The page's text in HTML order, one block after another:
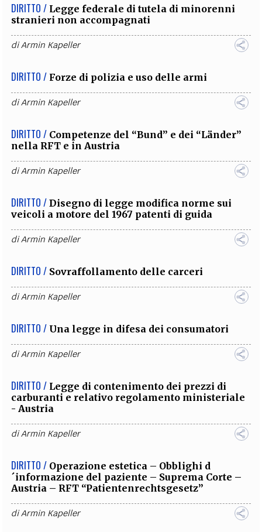
DIRITTO / Legge federale di tutela di minorenni
stranieri non accompagnati
diArmin Kapeller
DIRITTO / Forze di polizia e uso delle armi
diArmin Kapeller
DIRITTO / Competenze del “Bund” e dei “Länder”
nella RFT e in Austria
diArmin Kapeller
DIRITTO / Disegno di legge modifica norme sui
veicoli a motore del 1967 patenti di guida
diArmin Kapeller
DIRITTO / Sovraffollamento delle carceri
diArmin Kapeller
DIRITTO / Una legge in difesa dei consumatori
diArmin Kapeller
DIRITTO / Legge di contenimento dei prezzi di
carburanti e relativo regolamento ministeriale
- Austria
diArmin Kapeller
DIRITTO / Operazione estetica – Obblighi d
´informazione del paziente – Suprema Corte –
Austria – RFT “Patientenrechtsgesetz”
diArmin Kapeller